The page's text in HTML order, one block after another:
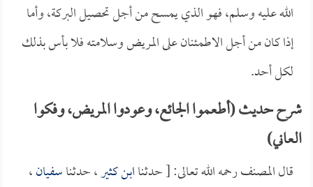
الله عليه وسلم، فهو الذي يمسح من أجل تحصيل البركة، وأما
إذا كان من أجل الاطمئنان على المريض وسلامته فلا بأس بذلك
لكل أحد.
شرح حديث (أطعموا الجائع، وعودوا المريض، وفكوا
العاني)
قال المصنف رحمه الله تعالى: [ حدثناابن كثير، حدثناسفيان،